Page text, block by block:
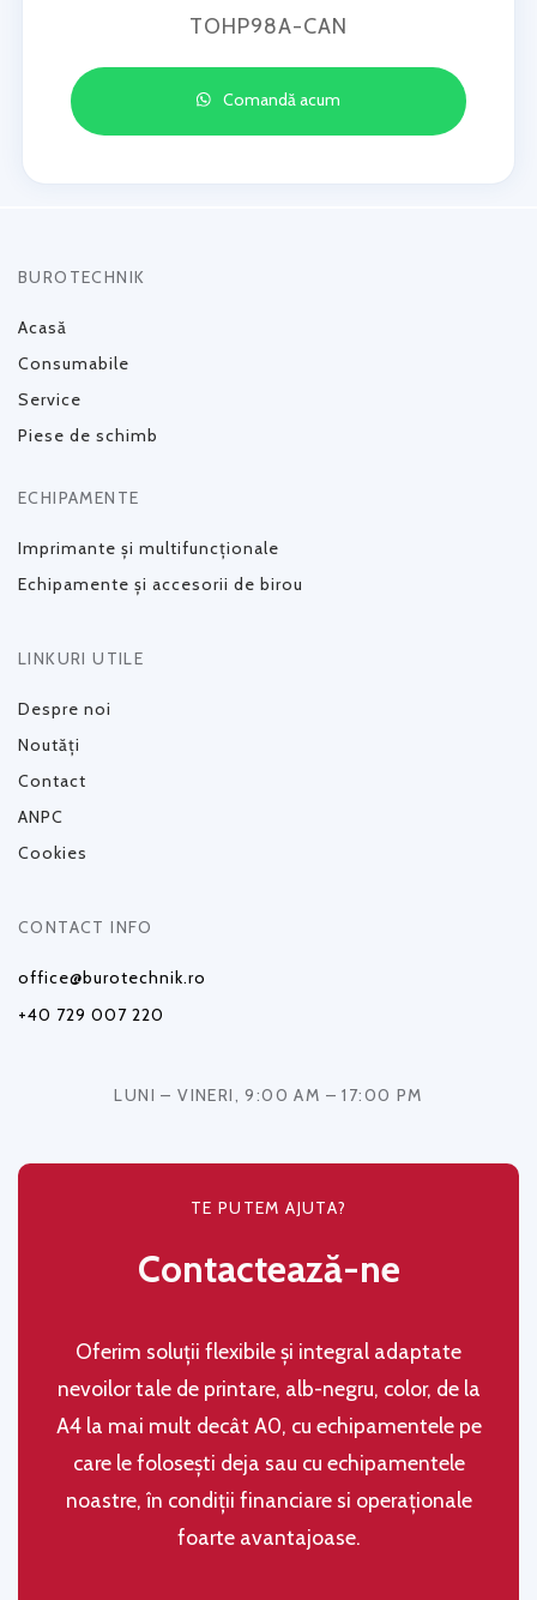
TOHP98A-CAN
Comandă acum
BUROTECHNIK
Acasă
Consumabile
Service
Piese de schimb
ECHIPAMENTE
Imprimante și multifuncționale
Echipamente și accesorii de birou
LINKURI UTILE
Despre noi
Noutăți
Contact
ANPC
Cookies
CONTACT INFO
office@burotechnik.ro
+40 729 007 220
LUNI – VINERI, 9:00 AM – 17:00 PM
TE PUTEM AJUTA?
Contactează-ne
Oferim soluţii flexibile şi integral adaptate
nevoilor tale de printare, alb-negru, color, de la
A4 la mai mult decât A0, cu echipamentele pe
care le folosești deja sau cu echipamentele
noastre, în condiţii financiare si operaţionale
foarte avantajoase.